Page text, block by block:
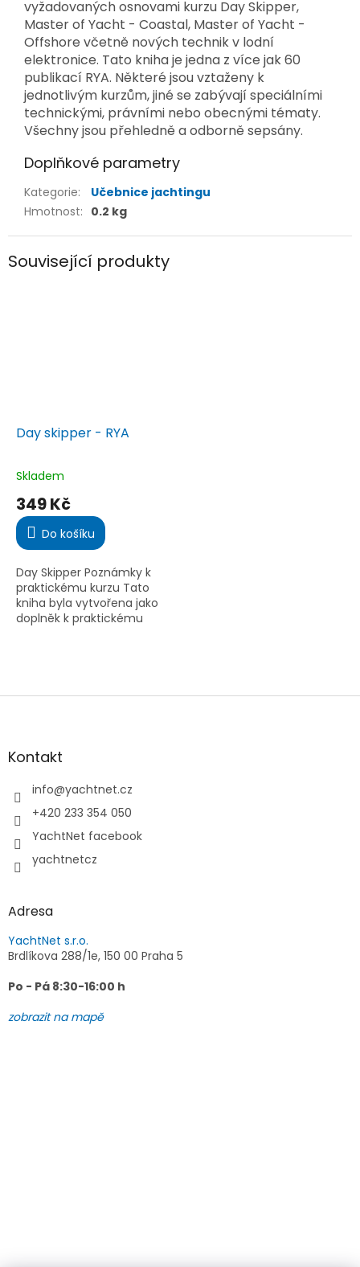
vyžadovaných osnovami kurzu Day Skipper,
Master of Yacht - Coastal, Master of Yacht -
Offshore včetně nových technik v lodní
elektronice. Tato kniha je jedna z více jak 60
publikací RYA. Některé jsou vztaženy k
jednotlivým kurzům, jiné se zabývají speciálními
technickými, právními nebo obecnými tématy.
Všechny jsou přehledně a odborně sepsány.
Doplňkové parametry
Kategorie:
Učebnice jachtingu
Hmotnost: 0.2 kg
Související produkty
Day skipper - RYA
Průměrné
hodnocení
produktu
je
4,8
5
hvězdiček.
Skladem
349 Kč
Do košíku
Day Skipper Poznámky k
praktickému kurzu Tato
kniha byla vytvořena jako
doplněk k praktickému
Z
aKontakt
info@yachtnet.cz
+420 233 354 050
YachtNet facebook
yachtnetcz
Adresa
YachtNet s.r.o.
Brdlíkova 288/1e, 150 00 Praha 5
Po - Pá 8:30-16:00 h
zobrazit na mapě